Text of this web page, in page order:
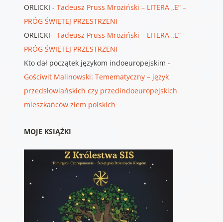
ORLICKI - Tadeusz Pruss Mroziński – LITERA „E” –
PRÓG ŚWIĘTEJ PRZESTRZENI
ORLICKI - Tadeusz Pruss Mroziński – LITERA „E” –
PRÓG ŚWIĘTEJ PRZESTRZENI
Kto dał początek językom indoeuropejskim -
Gościwit Malinowski: Temematyczny – język
przedsłowiańskich czy przedindoeuropejskich
mieszkańców ziem polskich
MOJE KSIĄŻKI